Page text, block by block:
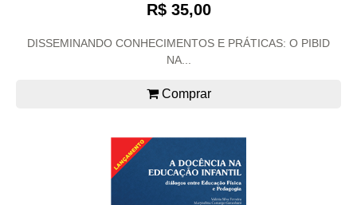
R$ 35,00
DISSEMINANDO CONHECIMENTOS E PRÁTICAS: O PIBID
NA...
Comprar